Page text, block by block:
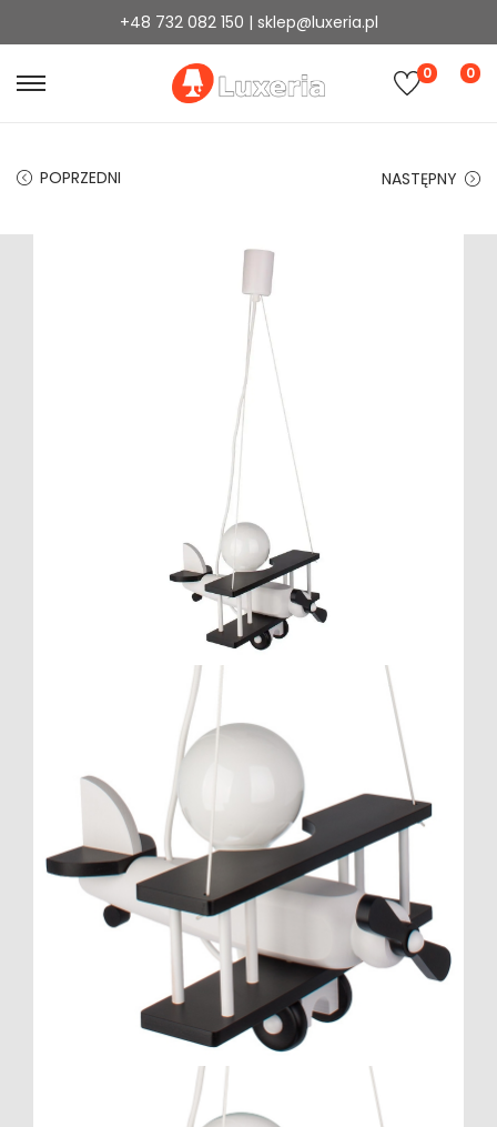
+48 732 082 150 | sklep@luxeria.pl
0 0
POPRZEDNI NASTĘPNY